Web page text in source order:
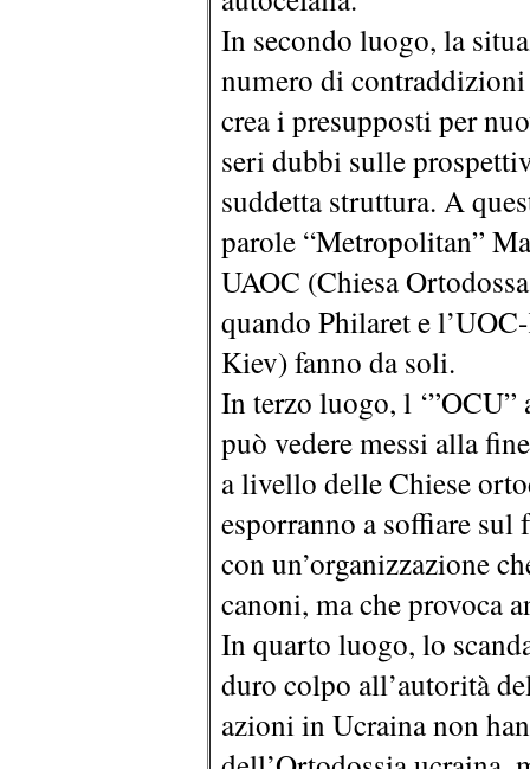
In secondo luogo, la
numero di
crea i presupposti per
seri dubbi sulle
suddetta struttura. A
parole “Metropolitan”
UAOC (Chiesa
quando Philaret e
Kiev) fanno da soli.
In terzo luogo, l ‘”OCU”
può vedere messi alla
a livello delle Chiese
esporranno a soffiare
con un’organizzazione
canoni, ma che provoca
In quarto luogo, lo
duro colpo all’autorità
azioni in Ucraina non